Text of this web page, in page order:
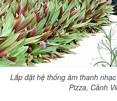
Lắp đặt hệ thống âm thanh
Pizza, Cảnh